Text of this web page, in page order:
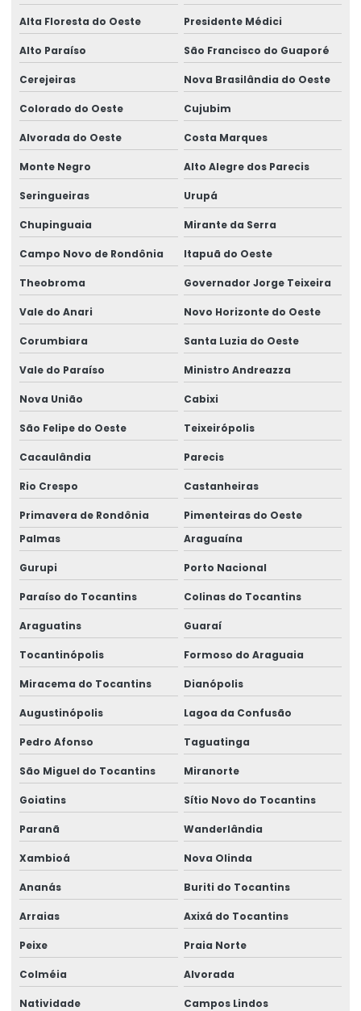
Projetor De Linha Para Garfo De Empilhadeira
Projetos De Infraestrutura
Projetos Elétricos Industriais
Retrofitting De Subestações
Semipórtico Rolante
Semipórtico Rolante Biviga
Semipórtico Rolante Monoviga
Semipórtico Rolante Para Movimentação De Cargas
Semipórtico Rolante Personalizado Para Galpão
Semipórticos Rolantes Para Indústria
Semipórticos Rolantes Para Uso Industrial
Serviço De Manutenção De Geradores
Serviços De Elaboração De Projetos
Sistema L Invertido Para Monovias
Talha Elétrica
Talha Elétrica De 1 Tonelada A 32 Toneladas
Talha Elétrica De Cabo De Aço
Talha Elétrica Especial De 4 A 200 Toneladas
Talha Elétrica Para Elevação De Carga
Talhas Elétricas Amazonia E Região Norte
Talhas Elétricas Para Movimentação De Cargas
Venda De Controle Remoto Alpha 4000
Venda De Pórtico Rolante
Alta Floresta do Oeste Presidente Médici
Alto Paraíso São Francisco do Guaporé
Cerejeiras Nova Brasilândia do Oeste
Colorado do Oeste Cujubim
Alvorada do Oeste Costa Marques
Monte Negro Alto Alegre dos Parecis
Seringueiras Urupá
Chupinguaia Mirante da Serra
Campo Novo de Rondônia Itapuã do Oeste
Theobroma Governador Jorge Teixeira
Vale do Anari Novo Horizonte do Oeste
Corumbiara Santa Luzia do Oeste
Vale do Paraíso Ministro Andreazza
Nova União Cabixi
São Felipe do Oeste Teixeirópolis
Cacaulândia Parecis
Rio Crespo Castanheiras
Primavera de Rondônia
Pimenteiras do Oeste
Palmas
Araguaína
Gurupi Porto Nacional
Paraíso do Tocantins Colinas do Tocantins
Araguatins Guaraí
Tocantinópolis Formoso do Araguaia
Miracema do Tocantins Dianópolis
Augustinópolis Lagoa da Confusão
Pedro Afonso Taguatinga
São Miguel do Tocantins Miranorte
Goiatins Sítio Novo do Tocantins
Paranã Wanderlândia
Xambioá Nova Olinda
Ananás Buriti do Tocantins
Arraias Axixá do Tocantins
Peixe Praia Norte
Colméia Alvorada
Natividade Campos Lindos